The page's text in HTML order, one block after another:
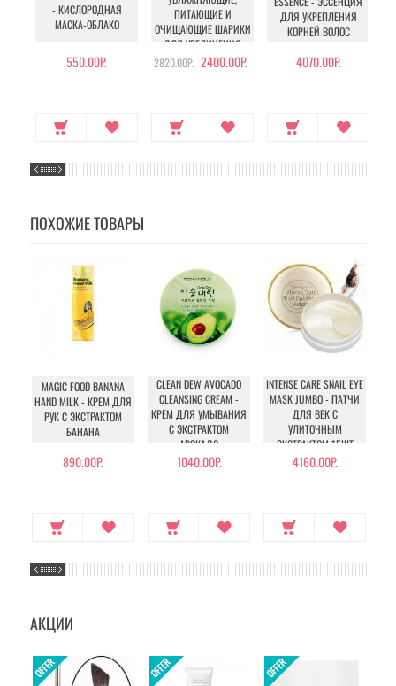
- КИСЛОРОДНАЯ
МАСКА-ОБЛАКО
550.00Р.
ПИТАЮЩИЕ И
ОЧИЩАЮЩИЕ ШАРИКИ
ДЛЯ УВЕЛИЧЕНИЯ
ОБЪЕМА ГРУДИ И
2820.00Р. 2400.00Р.
ДЛЯ УКРЕПЛЕНИЯ
КОРНЕЙ ВОЛОС
4070.00Р.
ПОХОЖИЕ ТОВАРЫ
MAGIC FOOD BANANA
HAND MILK - КРЕМ ДЛЯ
РУК С ЭКСТРАКТОМ
БАНАНА
890.00Р.
CLEAN DEW AVOCADO
CLEANSING CREAM -
КРЕМ ДЛЯ УМЫВАНИЯ
С ЭКСТРАКТОМ
АВОКАДО
1040.00Р.
INTENSE CARE SNAIL EYE
MASK JUMBO - ПАТЧИ
ДЛЯ ВЕК С
УЛИТОЧНЫМ
ЭКСТРАКТОМ 15ШТ
4160.00Р.
АКЦИИ